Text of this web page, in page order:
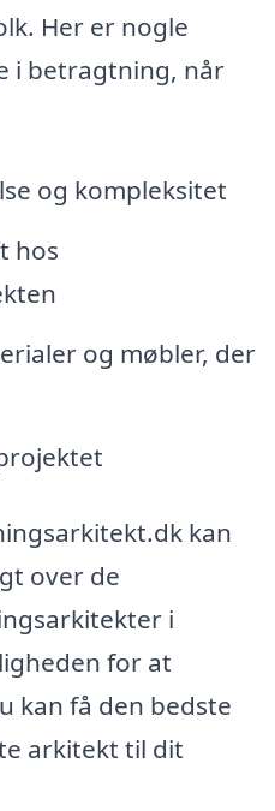
Her er nogle
i betragtning, når
og kompleksitet
hos
og møbler, der
kan
over de
i
for at
kan få den bedste
arkitekt til dit